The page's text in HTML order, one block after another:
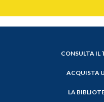
CONSULTA
ACQUISTA
LA